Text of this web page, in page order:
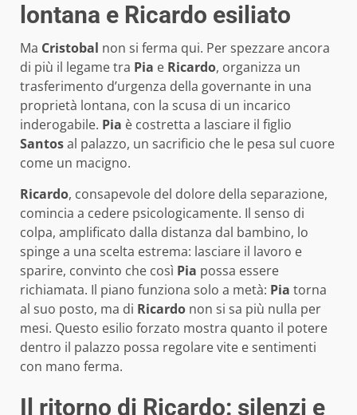
lontana e Ricardo esiliato
Ma Cristobal non si ferma qui. Per spezzare ancora
di più il legame tra Pia e Ricardo, organizza un
trasferimento d’urgenza della governante in una
proprietà lontana, con la scusa di un incarico
inderogabile. Pia è costretta a lasciare il figlio
Santosal palazzo, un sacrificio che le pesa sul cuore
come un macigno.
Ricardo, consapevole del dolore della separazione,
comincia a cedere psicologicamente. Il senso di
colpa, amplificato dalla distanza dal bambino, lo
spinge a una scelta estrema: lasciare il lavoro e
sparire, convinto che così Pia possa essere
richiamata. Il piano funziona solo a metà: Pia torna
al suo posto, ma di Ricardo non si sa più nulla per
mesi. Questo esilio forzato mostra quanto il potere
dentro il palazzo possa regolare vite e sentimenti
con mano ferma.
Il ritorno di Ricardo: silenzi e